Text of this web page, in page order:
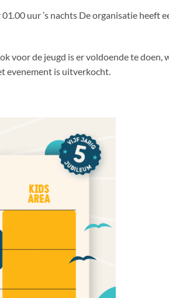
uur ’s nachts De organisatie heeft
voor de jeugd is er voldoende te doen,
evenement is uitverkocht.